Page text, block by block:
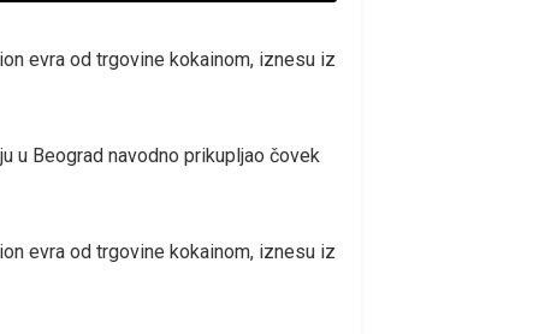
evra od trgovine kokainom, iznesu iz
u Beograd navodno prikupljao čovek
evra od trgovine kokainom, iznesu iz